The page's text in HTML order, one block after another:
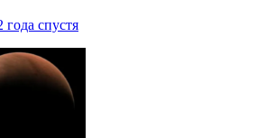
года спустя